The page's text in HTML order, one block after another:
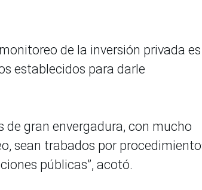
de la inversión privada es
establecidos para darle
de gran envergadura, con mucho
sean trabados por
públicas”, acotó.